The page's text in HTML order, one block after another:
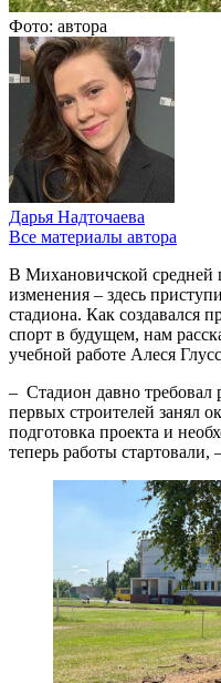
Фото: автора
Дарья Надточаева
Все материалы автора
В Михановичской средней
изменения – здесь
стадиона. Как создавался
спорт в будущем, нам
учебной работе Алеся
– Стадион давно требовал
первых строителей занял
подготовка проекта и
теперь работы стартовали,